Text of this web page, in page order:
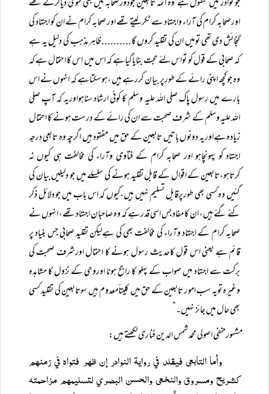
جو نوادر میں منقول ہے وہ ائمہ تابعین جودورصحابہ میں بھی فتویٰ دیاکرتے تھے
اورصحابہ کرام کی آراء واجتہاد سے ٹکر لیتے تھے اور صحابہ کرام نے ان کو اجتہاد کی
گنجائش دی تھی تومیں ان کی تقلید کروں گا..........ظاہر مذہب کی دلیل یہ ہے
کہ صحابی کے قول کو تواس لئے حجت بنایاگیاہے کہ اس میں اس کا احتمال ہے کہ
وہ جوکچھ اپنی رائے کے طورپر بیان کررہے ہیں ،ہوسکتاہے کہ انہوں نے اس
بارے میں رسول پاک صلی اللہ علیہ وسلم کا کوئی ارشاد سناہواوریہ کہ آپ صلی
اللہ علیہ وسلم کے شرف صحبت سے ان کی رائے کے درست ہونے کا احتمال
زیادہ ہےاوریہ دونوں باتیں تابعین کے حق میں مفقود ہیں اگرچہ وہ تابعی درجہ
اجتہاد کو پہونچاہو اور صحابہ کرام کے فتاوی وآراء کی مخالفت ہی کیوں نہ
کرتاہو،تابعین کے اقوال کے قابل تقلید ہونے کی سلسلے میں جو دلیلیں بیان کی
گئیں وہ کسی بھی طورپرقابل تسلیم نہیں ہیں،کیوں کہ اس باب میں جو دلائل ذکر
کئے گئے ہیں، ان کا مفاد بس اسی قدر ہے کہ وہ صاحبان اجتہاد تھے، انہوں نے
صحابہ کرام کے اجتہاد وآراء کی مخالفت بھی کی ہےلیکن تقلید صحابی جس بنیاد پر
قائم ہے یعنی اس قول کاحدیث رسول ہونے کا احتمال اورشرف صحبت کی
برکت سے اجتہاد میں صواب کے پہلو کا راجح ہونا اوروحی کے نزول کا مشاہدہ
وغیرہ تویہ سب امور تابعین کے حق میں کلیتاًمعدوم ہیں سوتابعین کی تقلید کسی
بھی حال میں جائز نہیں۔”
مشہورحنفی اصولی محمد شمس الدین فناری لکھتے ہیں:
وأما التابعی فيقلد في روايۃ النوادر إن ظہر فتواہ في زمنہم
كشريح ومسروق والنخعی والحسن البصري لتسليمہم مزاحمتہ